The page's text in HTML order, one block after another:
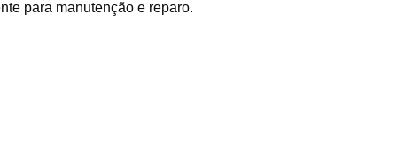
para manutenção e reparo.